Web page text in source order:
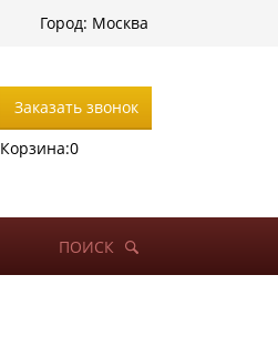
Город: Москва
Заказать звонок
Корзина:0
ПОИСК